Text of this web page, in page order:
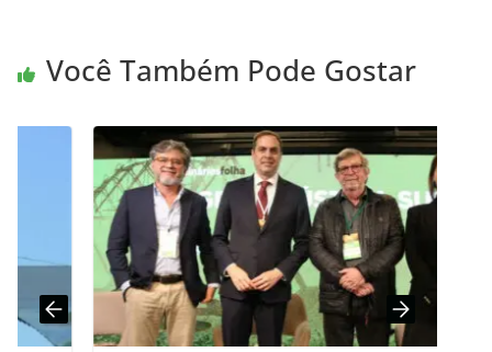
Você Também Pode Gostar